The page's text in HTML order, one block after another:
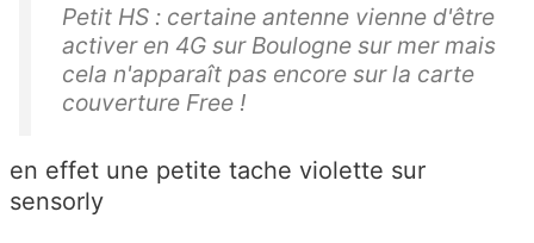
Petit HS : certaine antenne vienne d'être
activer en 4G sur Boulogne sur mer mais
cela n'apparaît pas encore sur la carte
couverture Free !
en effet une petite tache violette sur
sensorly